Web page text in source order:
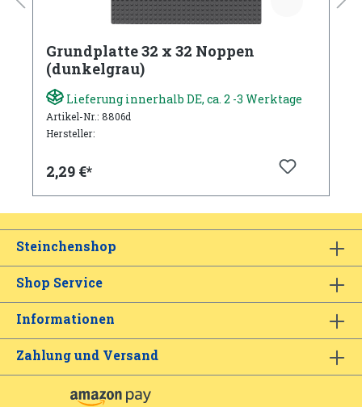
Grundplatte 32 x 32 Noppen
(dunkelgrau)
Lieferung innerhalb DE, ca. 2 -3 Werktage
Artikel-Nr.: 8806d
Hersteller:
2,29 €*
Steinchenshop
Shop Service
Informationen
Zahlung und Versand